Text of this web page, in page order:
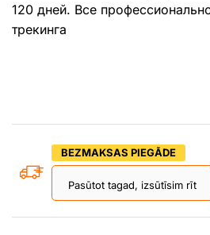
120 дней. Все
трекинга
BEZMAKSAS PIEGĀDE
Pasūtot tagad, izsūtīsim rīt